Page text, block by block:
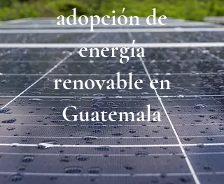
adopción de
energía
renovable en
Guatemala